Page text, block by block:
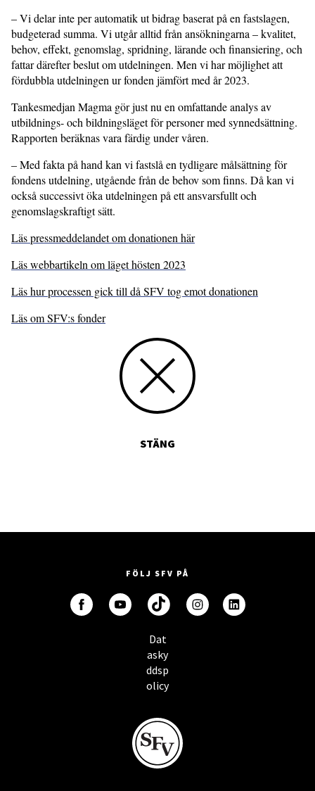
– Vi delar inte per automatik ut bidrag baserat på en fastslagen,
budgeterad summa. Vi utgår alltid från ansökningarna – kvalitet,
behov, effekt, genomslag, spridning, lärande och finansiering, och
fattar därefter beslut om utdelningen. Men vi har möjlighet att
fördubbla utdelningen ur fonden jämfört med år 2023.
Tankesmedjan Magma gör just nu en omfattande analys av
utbildnings- och bildningsläget för personer med synnedsättning.
Rapporten beräknas vara färdig under våren.
– Med fakta på hand kan vi fastslå en tydligare målsättning för
fondens utdelning, utgående från de behov som finns. Då kan vi
också successivt öka utdelningen på ett ansvarsfullt och
genomslagskraftigt sätt.
Läs pressmeddelandet om donationen här
Läs webbartikeln om läget hösten 2023
Läs hur processen gick till då SFV tog emot donationen
Läs om SFV:s fonder
STÄNG
FÖLJ SFV PÅ
Dat
asky
ddsp
olicy